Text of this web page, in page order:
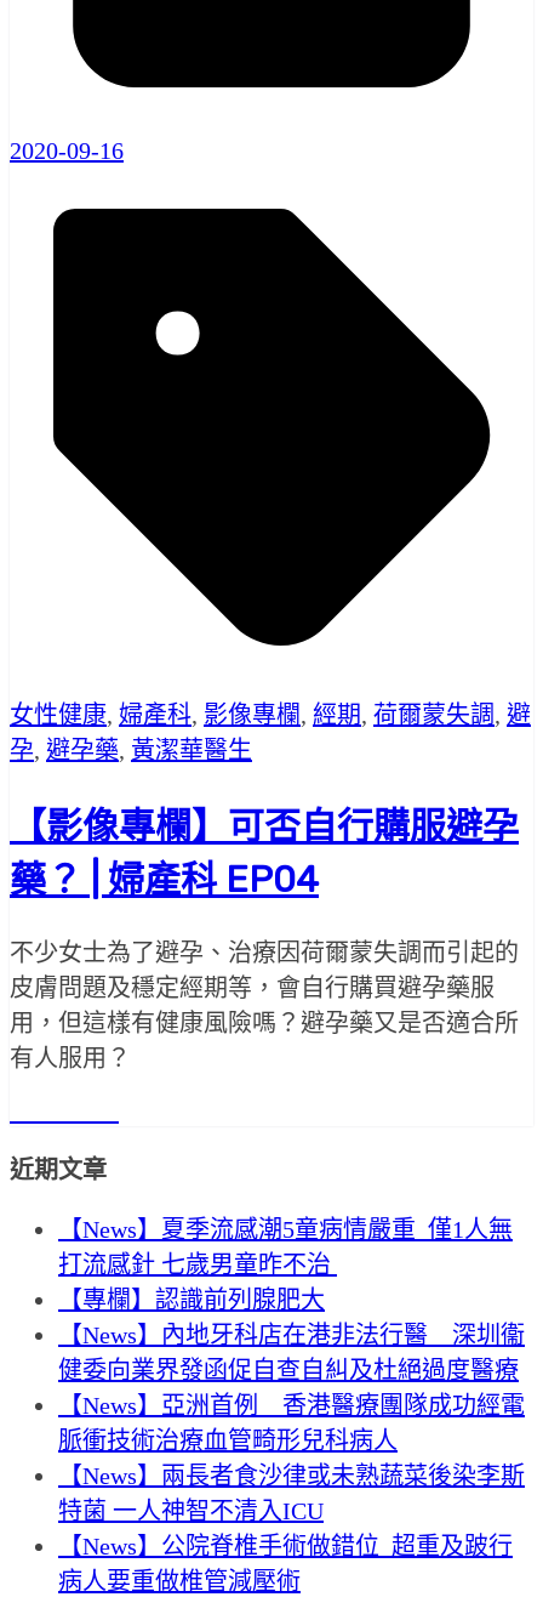
2020-09-16
女性健康, 婦產科, 影像專欄, 經期, 荷爾蒙失調, 避
孕, 避孕藥, 黃潔華醫生
【影像專欄】可否自行購服避孕
藥？ | 婦產科 EP04
不少女士為了避孕、治療因荷爾蒙失調而引起的
皮膚問題及穩定經期等，會自行購買避孕藥服
用，但這樣有健康風險嗎？避孕藥又是否適合所
有人服用？
近期文章
【News】夏季流感潮5童病情嚴重 僅1人無
打流感針 七歲男童昨不治
【專欄】認識前列腺肥大
【News】內地牙科店在港非法行醫 深圳衞
健委向業界發函促自查自糾及杜絕過度醫療
【News】亞洲首例 香港醫療團隊成功經電
脈衝技術治療血管畸形兒科病人
【News】兩長者食沙律或未熟蔬菜後染李斯
特菌 一人神智不清入ICU
【News】公院脊椎手術做錯位 超重及跛行
病人要重做椎管減壓術